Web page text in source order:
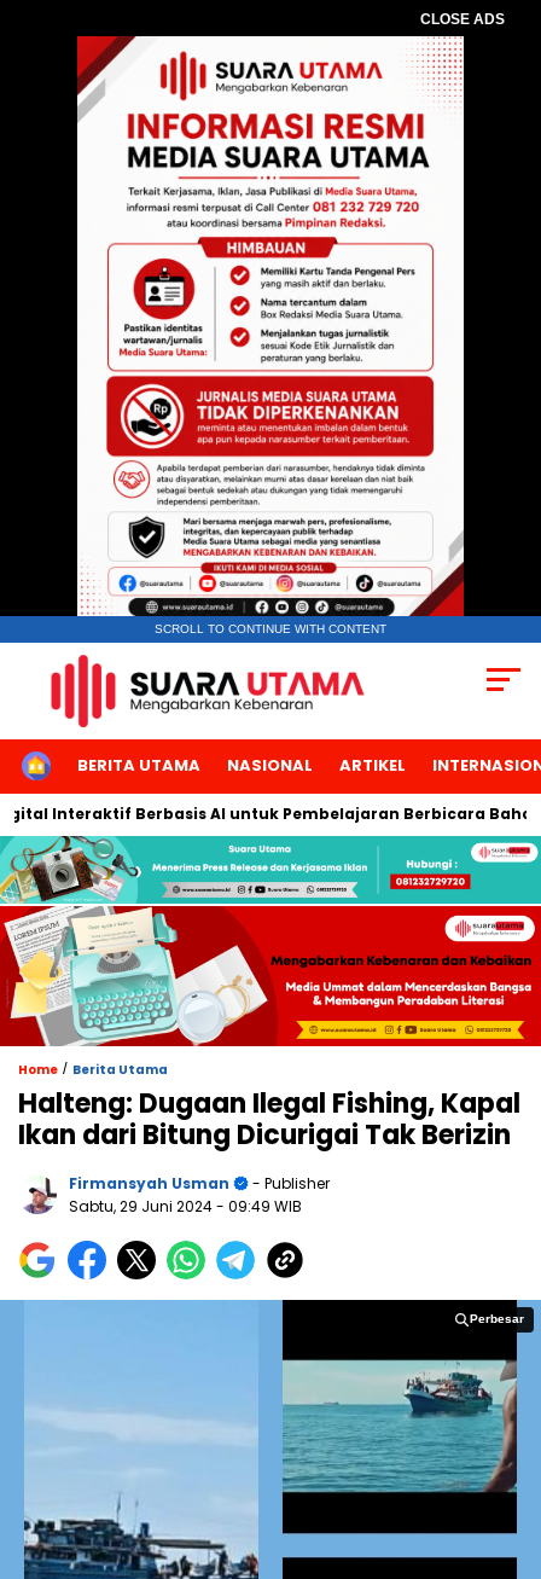
CLOSE ADS
SCROLL TO CONTINUE WITH CONTENT
HOMEBERITA UTAMA NASIONAL ARTIKEL
Interaktif Berbasis AI untuk Pembelajaran Berbicara Bahasa
Home / Berita Utama
Halteng: Dugaan Ilegal Fishing, Kapal
Ikan dari Bitung Dicurigai Tak Berizin
Firmansyah Usman
- Publisher
Sabtu, 29 Juni 2024- 09:49 WIB
Perbesar
Perbesar